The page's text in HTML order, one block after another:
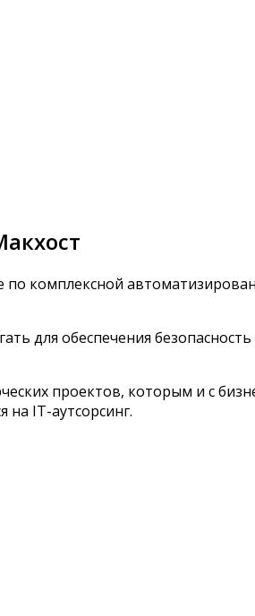
комплексной
для обеспечения
проектов, которым и с
IT-аутсорсинг.